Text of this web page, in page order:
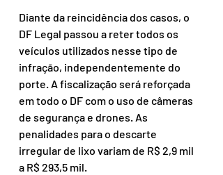
Diante da reincidência dos casos, o
DF Legal passou a reter todos os
veículos utilizados nesse tipo de
infração, independentemente do
porte. A fiscalização será reforçada
em todo o DF com o uso de câmeras
de segurança e drones. As
penalidades para o descarte
irregular de lixo variam de R$ 2,9 mil
a R$ 293,5 mil.